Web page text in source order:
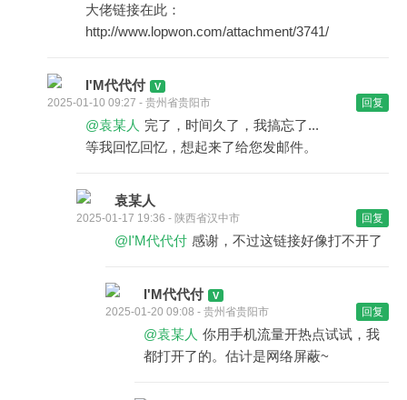
大佬链接在此：
http://www.lopwon.com/attachment/3741/
I'M代代付
2025-01-10 09:27 - 贵州省贵阳市 回复
@袁某人 完了，时间久了，我搞忘了...
等我回忆回忆，想起来了给您发邮件。
袁某人
2025-01-17 19:36 - 陕西省汉中市 回复
@I'M代代付 感谢，不过这链接好像打不开了
I'M代代付
2025-01-20 09:08 - 贵州省贵阳市 回复
@袁某人 你用手机流量开热点试试，我
都打开了的。估计是网络屏蔽~